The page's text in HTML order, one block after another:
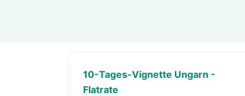
10-Tages-Vignette Ungarn -
Flatrate